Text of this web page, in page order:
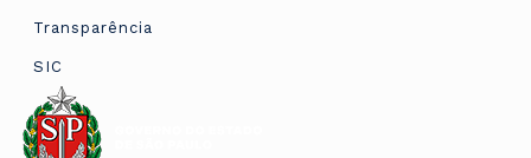
Transparência
SIC